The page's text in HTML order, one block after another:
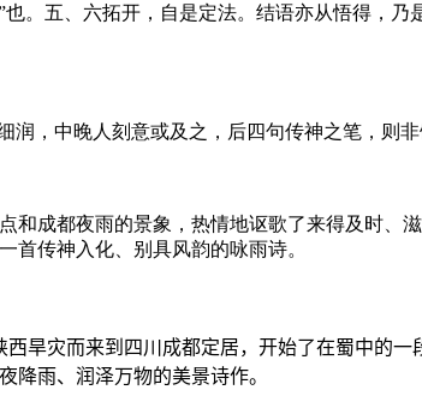
。五、六拓开，自是定法。结语亦从悟得，
，中晚人刻意或及之，后四句传神之笔，则非
和成都夜雨的景象，热情地讴歌了来得及时、
首传神入化、别具风韵的咏雨诗。
旱灾而来到四川成都定居，开始了在蜀中的
降雨、润泽万物的美景诗作。